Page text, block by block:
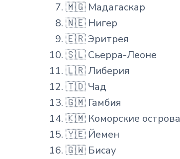
🇲🇬 Мадагаскар
🇳🇪 Нигер
🇪🇷 Эритрея
🇸🇱 Сьерра-Леоне
🇱🇷 Либерия
🇹🇩 Чад
🇬🇲 Гамбия
🇰🇲 Коморские острова
🇾🇪 Йемен
🇬🇼 Бисау